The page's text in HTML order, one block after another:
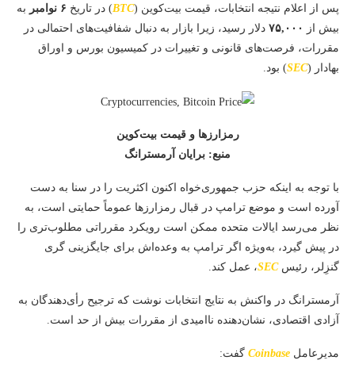
پس از اعلام نتیجه انتخابات، قیمت بیت‌کوین (BTC) در تاریخ ۶ نوامبر
به
بیش از
۷۵,۰۰۰ دلار رسید، زیرا بازار به دنبال شفافیت‌های احتمالی در
مقررات، فرصت‌های قانونی و تغییرات در کمیسیون بورس و اوراق
بهادار (SEC) بود.
رمزارزها و قیمت بیت‌کوین
منبع: برایان آرمسترانگ
با توجه به اینکه حزب جمهوری‌خواه اکنون اکثریت را در سنا به دست
آورده است و موضع ترامپ در قبال رمزارزها عموماً حمایتی است، به
نظر می‌رسد ایالات متحده ممکن است رویکرد مقرراتی مطلوب‌تری را
در پیش گیرد، به‌ویژه اگر ترامپ به وعده‌اش برای جایگزینی گری
گنزِلر، رئیسSEC، عمل کند.
آرمسترانگ در واکنش به نتایج انتخابات نوشت که ترجیح رأی‌دهندگان به
آزادی اقتصادی، نشان‌دهنده ناامیدی از مقررات بیش از حد است.
مدیرعامل Coinbase گفت: